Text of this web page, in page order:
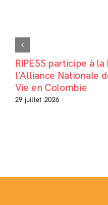
RIPESS participe à
l’Alliance Nationale
Vie en Colombie
29 juillet 2026